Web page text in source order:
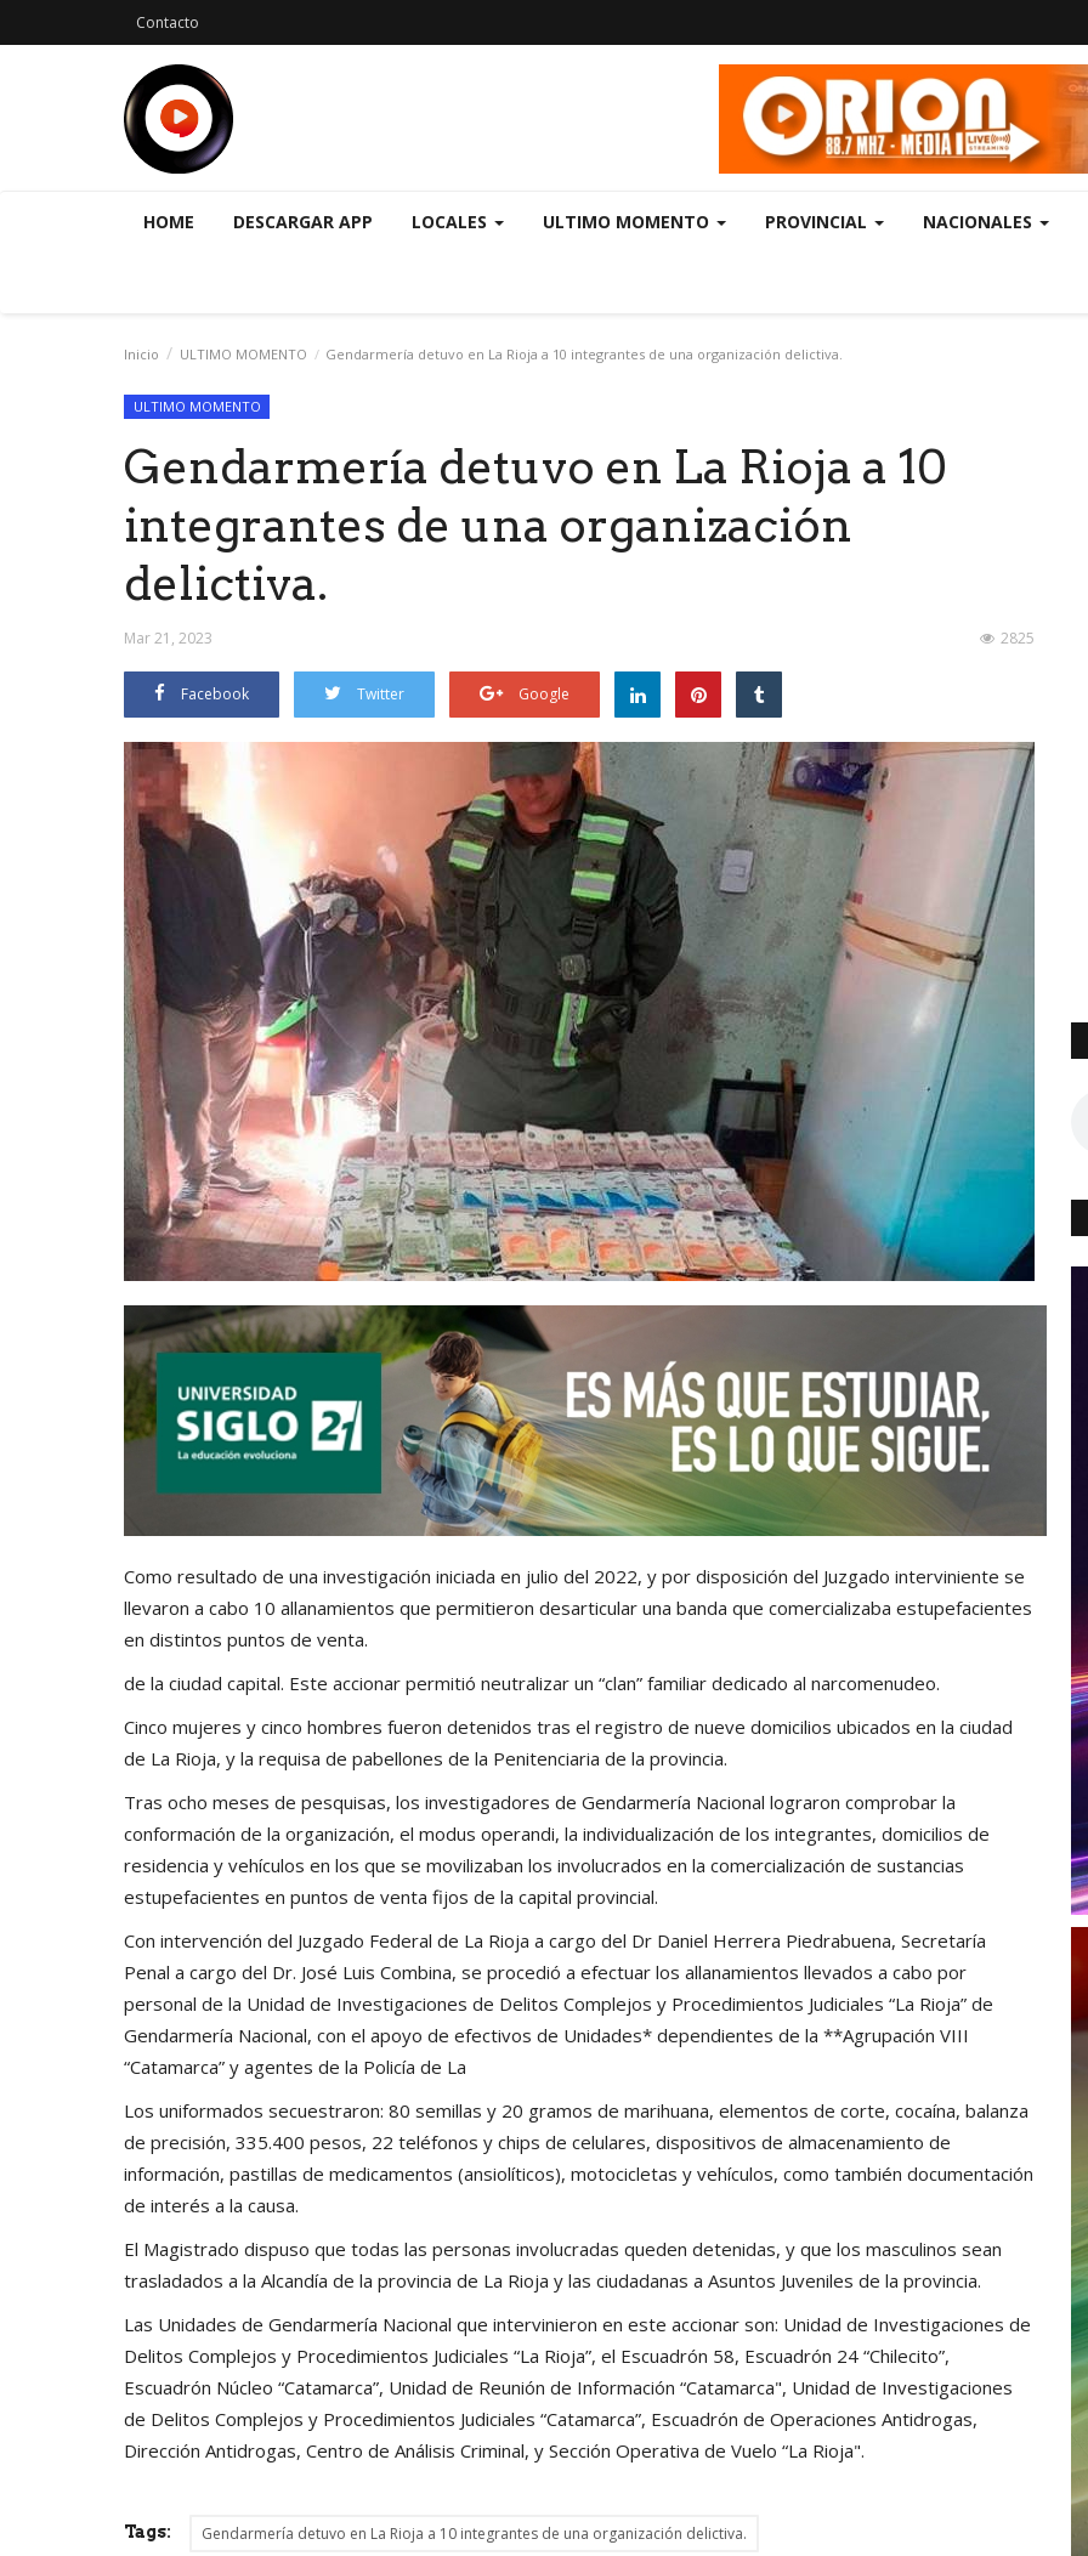
Contacto
HOME DESCARGAR APP LOCALES ULTIMO MOMENTO PROVINCIAL NACIONALES
Inicio ULTIMO MOMENTO Gendarmería detuvo en La Rioja a 10 integrantes de una organización delictiva.
ULTIMO MOMENTO
Gendarmería detuvo en La Rioja a 10
integrantes de una organización
delictiva.
Mar 21, 2023 2825
Facebook Twitter Google
Como resultado de una investigación iniciada en julio del 2022, y por disposición del Juzgado interviniente se
llevaron a cabo 10 allanamientos que permitieron desarticular una banda que comercializaba estupefacientes
en distintos puntos de venta.
de la ciudad capital. Este accionar permitió neutralizar un “clan” familiar dedicado al narcomenudeo.
Cinco mujeres y cinco hombres fueron detenidos tras el registro de nueve domicilios ubicados en la ciudad
de La Rioja, y la requisa de pabellones de la Penitenciaria de la provincia.
Tras ocho meses de pesquisas, los investigadores de Gendarmería Nacional lograron comprobar la
conformación de la organización, el modus operandi, la individualización de los integrantes, domicilios de
residencia y vehículos en los que se movilizaban los involucrados en la comercialización de sustancias
estupefacientes en puntos de venta fijos de la capital provincial.
Con intervención del Juzgado Federal de La Rioja a cargo del Dr Daniel Herrera Piedrabuena, Secretaría
Penal a cargo del Dr. José Luis Combina, se procedió a efectuar los allanamientos llevados a cabo por
personal de la Unidad de Investigaciones de Delitos Complejos y Procedimientos Judiciales “La Rioja” de
Gendarmería Nacional, con el apoyo de efectivos de Unidades* dependientes de la **Agrupación VIII
“Catamarca” y agentes de la Policía de La
Los uniformados secuestraron: 80 semillas y 20 gramos de marihuana, elementos de corte, cocaína, balanza
de precisión, 335.400 pesos, 22 teléfonos y chips de celulares, dispositivos de almacenamiento de
información, pastillas de medicamentos (ansiolíticos), motocicletas y vehículos, como también documentación
de interés a la causa.
El Magistrado dispuso que todas las personas involucradas queden detenidas, y que los masculinos sean
trasladados a la Alcandía de la provincia de La Rioja y las ciudadanas a Asuntos Juveniles de la provincia.
Las Unidades de Gendarmería Nacional que intervinieron en este accionar son: Unidad de Investigaciones de
Delitos Complejos y Procedimientos Judiciales “La Rioja”, el Escuadrón 58, Escuadrón 24 “Chilecito”,
Escuadrón Núcleo “Catamarca”, Unidad de Reunión de Información “Catamarca", Unidad de Investigaciones
de Delitos Complejos y Procedimientos Judiciales “Catamarca”, Escuadrón de Operaciones Antidrogas,
Dirección Antidrogas, Centro de Análisis Criminal, y Sección Operativa de Vuelo “La Rioja".
Tags: Gendarmería detuvo en La Rioja a 10 integrantes de una organización delictiva.